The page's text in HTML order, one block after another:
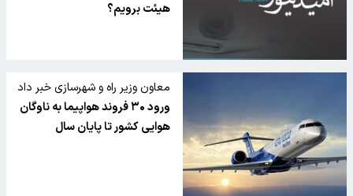
هیئت برویم؟
معاون وزیر راه و شهرسازی خبر داد
ورود ۳۰ فروند هواپیما به ناوگان
هوایی کشور تا پایان سال